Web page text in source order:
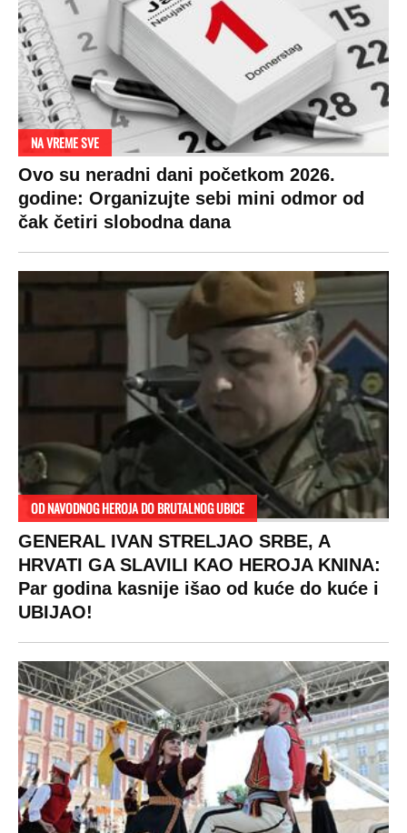
NA VREME SVE
Ovo su neradni dani početkom 2026.
godine: Organizujte sebi mini odmor od
čak četiri slobodna dana
OD NAVODNOG HEROJA DO BRUTALNOG UBICE
GENERAL IVAN STRELJAO SRBE, A
HRVATI GA SLAVILI KAO HEROJA KNINA:
Par godina kasnije išao od kuće do kuće i
UBIJAO!